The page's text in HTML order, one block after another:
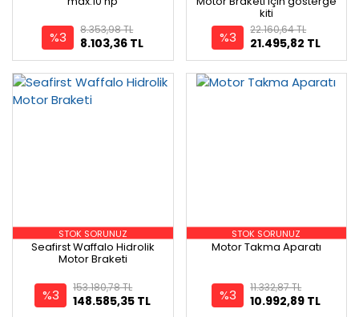
%3 8.103,36 TL
8.353,98 TL
kiti
%3 21.495,82 TL
22.160,64 TL
STOK SORUNUZ
Seafirst Waffalo Hidrolik
Motor Braketi
%3 148.585,35 TL
153.180,78 TL
STOK SORUNUZ
Motor Takma Aparatı
%3 10.992,89 TL
11.332,87 TL